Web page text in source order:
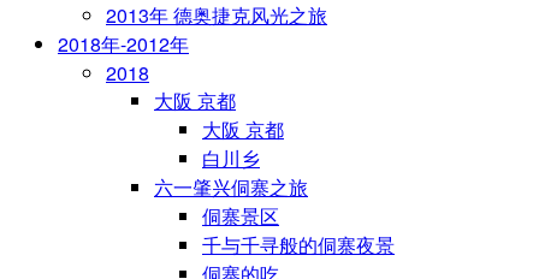
2013年 德奥捷克风光之旅
2018年-2012年
2018
大阪 京都
大阪 京都
白川乡
六一肇兴侗寨之旅
侗寨景区
千与千寻般的侗寨夜景